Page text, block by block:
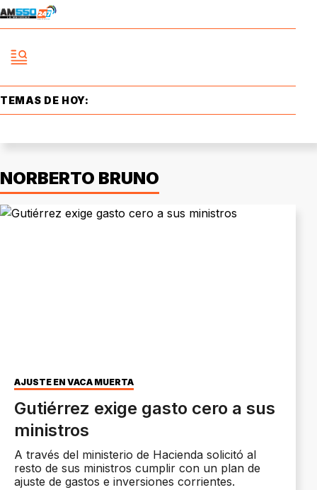
TEMAS DE HOY:
NORBERTO BRUNO
AJUSTE EN VACA MUERTA
Gutiérrez exige gasto cero a sus
ministros
A través del ministerio de Hacienda solicitó al
resto de sus ministros cumplir con un plan de
ajuste de gastos e inversiones corrientes.